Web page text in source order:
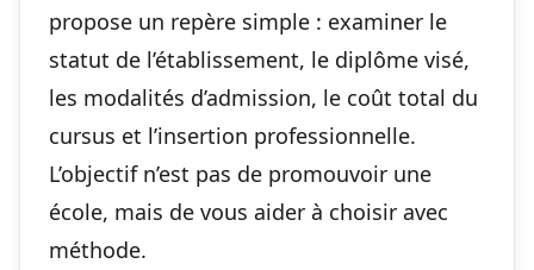
propose un repère simple : examiner le
statut de l’établissement, le diplôme visé,
les modalités d’admission, le coût total du
cursus et l’insertion professionnelle.
L’objectif n’est pas de promouvoir une
école, mais de vous aider à choisir avec
méthode.